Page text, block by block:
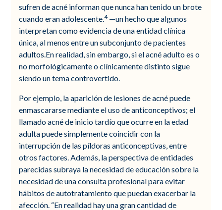
sufren de acné informan que nunca han tenido un brote
cuando eran adolescente.4—un hecho que algunos
interpretan como evidencia de una entidad clínica
única, al menos entre un subconjunto de pacientes
adultos.En realidad, sin embargo, si el acné adulto es o
no morfológicamente o clínicamente distinto sigue
siendo un tema controvertido.
Por ejemplo, la aparición de lesiones de acné puede
enmascararse mediante el uso de anticonceptivos; el
llamado acné de inicio tardío que ocurre en la edad
adulta puede simplemente coincidir con la
interrupción de las píldoras anticonceptivas, entre
otros factores. Además, la perspectiva de entidades
parecidas subraya la necesidad de educación sobre la
necesidad de una consulta profesional para evitar
hábitos de autotratamiento que puedan exacerbar la
afección. “En realidad hay una gran cantidad de